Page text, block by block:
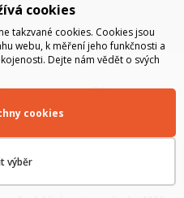
cookies
takzvané cookies. Cookies jsou
webu, k měření jeho funkčnosti a
Dejte nám vědět o svých
výběr
cookies